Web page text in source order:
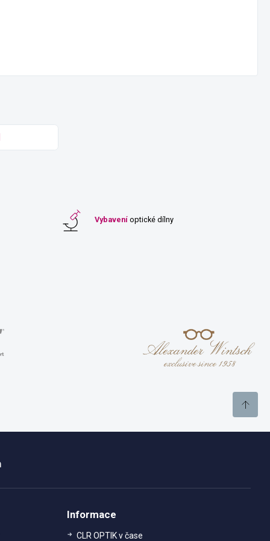
Vybavení optické dílny
Informace
CLR OPTIK v čase